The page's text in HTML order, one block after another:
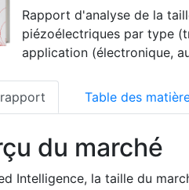
Rapport d'analyse de la
piézoélectriques par type
application (électronique,
Table des
du marché
Intelligence, la taille du